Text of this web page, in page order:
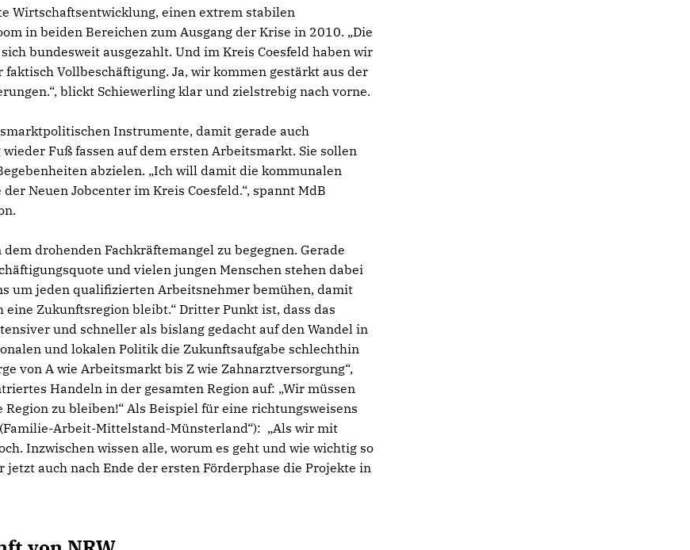
Wirtschaftsentwicklung, einen extrem stabilen
in beiden Bereichen zum Ausgang der Krise in 2010. „Die
bundesweit ausgezahlt. Und im Kreis Coesfeld haben wir
Vollbeschäftigung. Ja, wir kommen gestärkt aus der
blickt Schiewerling klar und zielstrebig nach vorne.
Instrumente, damit gerade auch
Fuß fassen auf dem ersten Arbeitsmarkt. Sie sollen
abzielen. „Ich will damit die kommunalen
Neuen Jobcenter im Kreis Coesfeld.“, spannt MdB
drohenden Fachkräftemangel zu begegnen. Gerade
und vielen jungen Menschen stehen dabei
um jeden qualifizierten Arbeitsnehmer bemühen, damit
Zukunftsregion bleibt.“ Dritter Punkt ist, dass das
und schneller als bislang gedacht auf den Wandel in
und lokalen Politik die Zukunftsaufgabe schlechthin
von A wie Arbeitsmarkt bis Z wie Zahnarztversorgung“,
Handeln in der gesamten Region auf: „Wir müssen
zu bleiben!“ Als Beispiel für eine richtungsweisens
Arbeit-Mittelstand-Münsterland“): „Als wir mit
Inzwischen wissen alle, worum es geht und wie wichtig so
auch nach Ende der ersten Förderphase die Projekte in